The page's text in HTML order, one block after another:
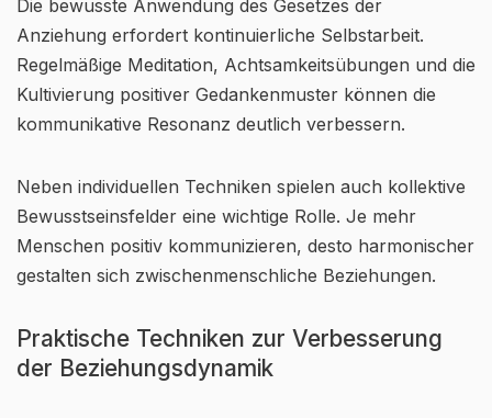
Die bewusste Anwendung des Gesetzes der
Anziehung erfordert kontinuierliche Selbstarbeit.
Regelmäßige Meditation, Achtsamkeitsübungen und die
Kultivierung positiver Gedankenmuster können die
kommunikative Resonanz deutlich verbessern.
Neben individuellen Techniken spielen auch kollektive
Bewusstseinsfelder eine wichtige Rolle. Je mehr
Menschen positiv kommunizieren, desto harmonischer
gestalten sich zwischenmenschliche Beziehungen.
Praktische Techniken zur Verbesserung
der Beziehungsdynamik